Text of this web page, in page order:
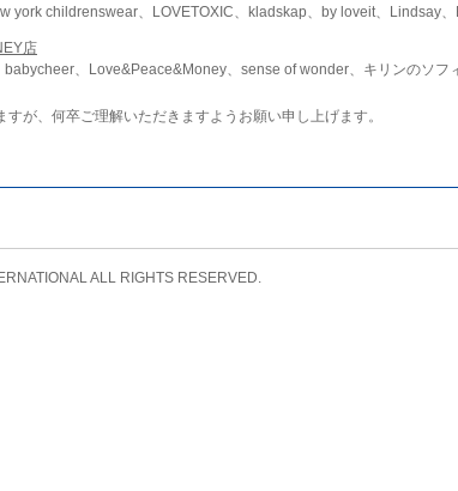
york childrenswear、LOVETOXIC、kladskap、by loveit、Lindsay
店
、Love&Peace&Money、sense of wonder、キリンのソフ
が、何卒ご理解いただきますようお願い申し上げます。